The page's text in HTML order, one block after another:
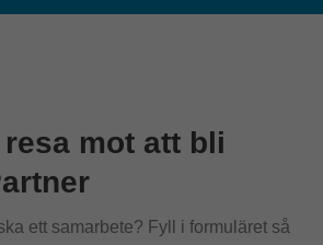
mot att bli
ett samarbete? Fyll i formuläret så